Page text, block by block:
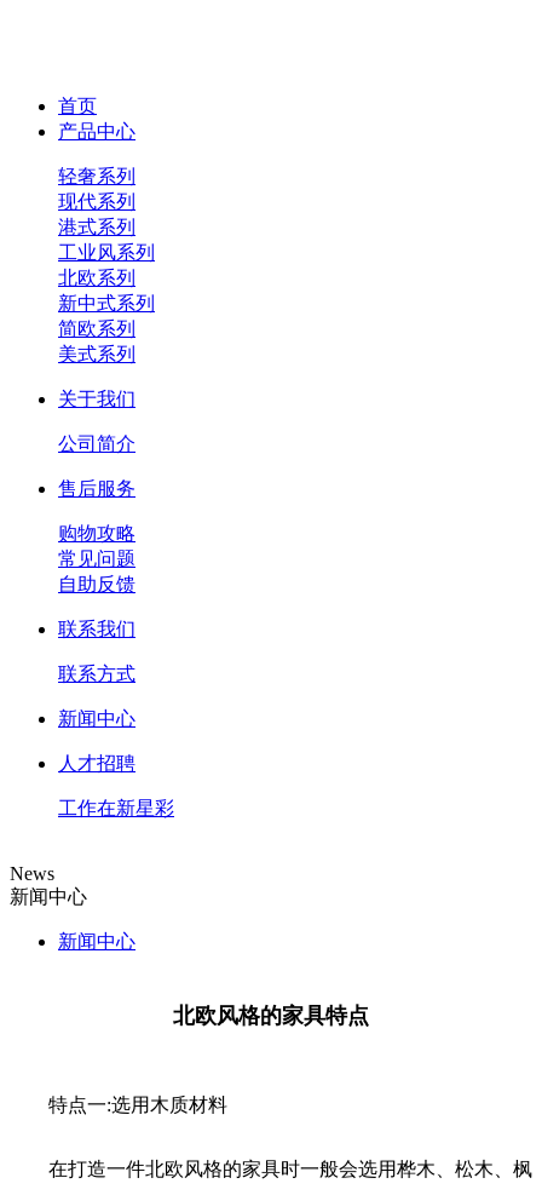
首页
产品中心
轻奢系列
现代系列
港式系列
工业风系列
北欧系列
新中式系列
简欧系列
美式系列
关于我们
公司简介
售后服务
购物攻略
常见问题
自助反馈
联系我们
联系方式
新闻中心
人才招聘
工作在新星彩
News
新闻中心
新闻中心
北欧风格的家具特点
特点一:选用木质材料
在打造一件北欧风格的家具时一般会选用桦木、松木、枫